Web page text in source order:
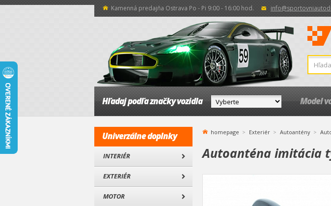
Kamenná predajňa Ostrava Po - Pi 9:00 - 16:00 hod.
Hľadaj podľa značky vozidla Model
Univerzálne doplnky
INTERIÉR
EXTERIÉR
MOTOR
homepage Exteriér Autoantény
Autoanténa imitácia